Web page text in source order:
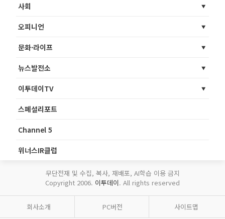
사회
오피니언
문화·라이프
뉴스발전소
이투데이TV
스페셜리포트
Channel 5
위너스IR클럽
무단전재 및 수집, 복사, 재배포, AI학습 이용 금지
Copyright 2006. 이투데이. All rights reserved
회사소개 PC버전 사이트맵